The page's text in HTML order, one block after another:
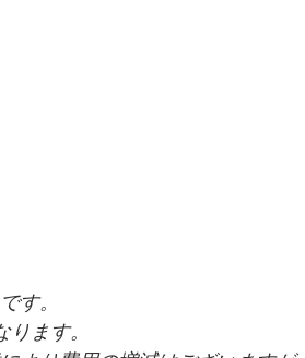
す。
ます。